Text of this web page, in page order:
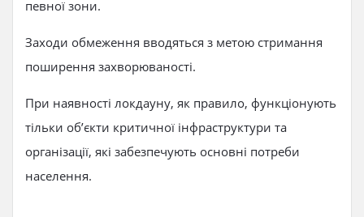
певної зони.
Заходи обмеження вводяться з метою стримання
поширення захворюваності.
При наявності локдауну, як правило, функціонують
тільки об’єкти критичної інфраструктури та
організації, які забезпечують основні потреби
населення.